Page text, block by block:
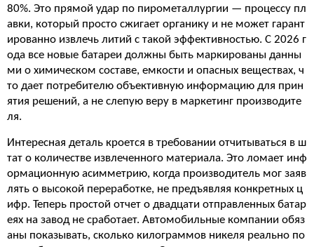
80%. Это прямой удар по пирометаллургии — процессу пл
авки, который просто сжигает органику и не может гарант
ированно извлечь литий с такой эффективностью. С 2026 г
ода все новые батареи должны быть маркированы данны
ми о химическом составе, емкости и опасных веществах, ч
то дает потребителю объективную информацию для прин
ятия решений, а не слепую веру в маркетинг производите
ля.
Интересная деталь кроется в требовании отчитываться в ш
тат о количестве извлеченного материала. Это ломает инф
ормационную асимметрию, когда производитель мог заяв
лять о высокой переработке, не предъявляя конкретных ц
ифр. Теперь простой отчет о двадцати отправленных батар
еях на завод не сработает. Автомобильные компании обяз
аны показывать, сколько килограммов никеля реально по